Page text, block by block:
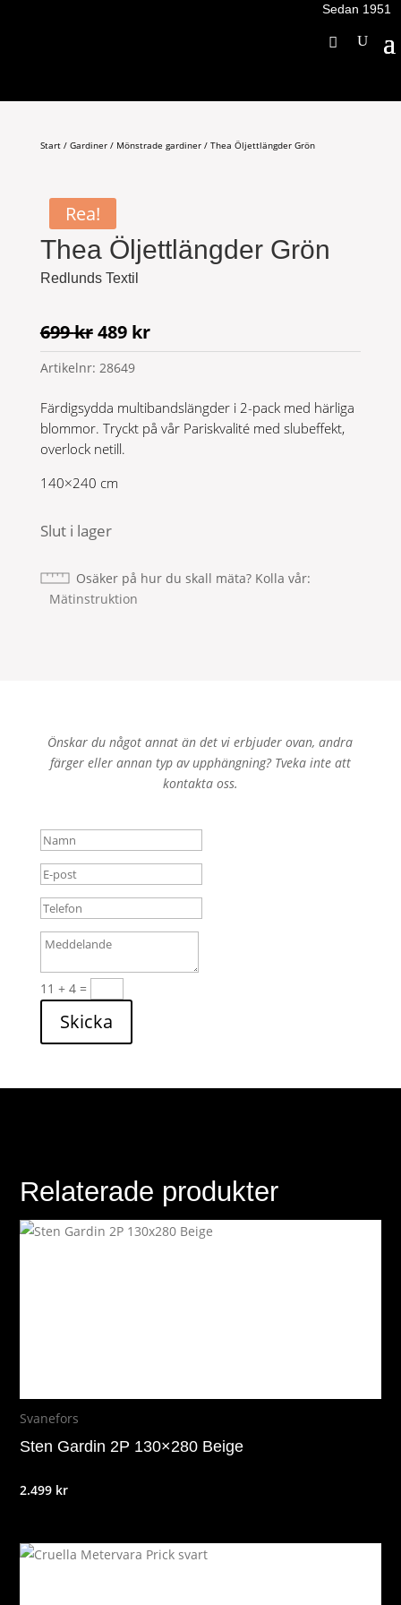
Sedan 1951
Start/ Gardiner/ Mönstrade gardiner/ Thea Öljettlängder Grön
Rea!
Thea Öljettlängder Grön
Redlunds Textil
699krDet
ursprungliga
priset
699 kr.
489 krDet
nuvarande
489 kr.
Artikelnr: 28649
Färdigsydda multibandslängder i 2-pack med härliga
blommor. Tryckt på vår Pariskvalité med slubeffekt,
overlock netill.
140×240 cm
Slut i lager
Osäker på hur du skall mäta? Kolla vår
Mätinstruktion
Önskar du något annat än det vi erbjuder ovan, andra
färger eller annan typ av upphängning? Tveka inte att
kontakta oss.
11 + 4=
Skicka
Relaterade produkter
Svanefors
Sten Gardin 2P 130×280 Beige
2.499 kr